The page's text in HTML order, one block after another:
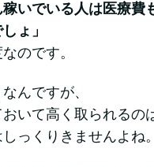
稼いでいる人は医療費
ょ」
のです。
んですが、
いて高く取られるの
っくりきませんよね